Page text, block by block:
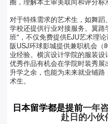
对于特殊需求的艺术生，如舞
学校还提供行业对接服务。翼路
班" ，不仅免费提供EJU艺术理
阪USJ环球影城提供兼职机会（
业经验。横滨设计学院的服装设
优秀作品有机会在学院时装秀展
升学之余，也能为未来就业铺
术生。
日本留学都是提前一年
赴日的小伙